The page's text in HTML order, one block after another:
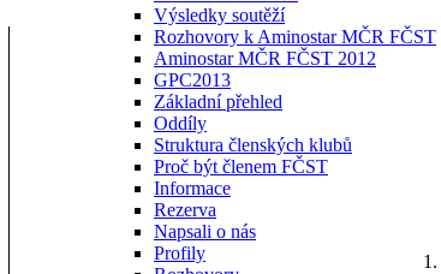
Výsledky soutěží
Rozhovory k Aminostar MČR FČST
Aminostar MČR FČST 2012
GPC2013
Základní přehled
Oddíly
Struktura členských klubů
Proč být členem FČST
Informace
Rezerva
Napsali o nás
Profily